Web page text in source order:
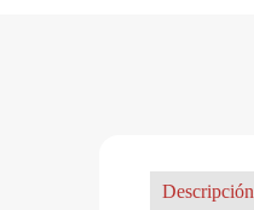
Descripción